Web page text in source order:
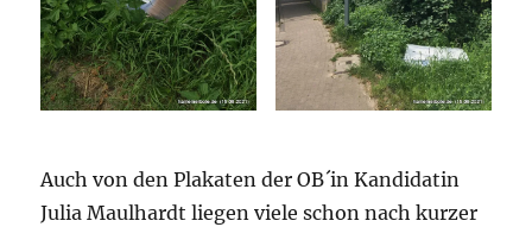
Auch von den Plakaten der OB´in Kandidatin
Julia Maulhardt liegen viele schon nach kurzer